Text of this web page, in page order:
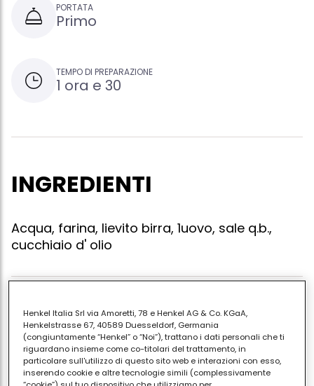
PORTATA
Primo
TEMPO DI PREPARAZIONE
1 ora e 30
INGREDIENTI
Acqua, farina, lievito birra, 1uovo, sale q.b.,
cucchiaio d' olio
Mettere l'acqua in una ciotola,aggiungere il lievito e
sbattere bene, poi aggiungere l'uova e sbattere
ancora finche non si forma la schiumetta ,
aggiungere la farina q.b. e mescolare. l'impasto non
deve essere nè liquido nè troppo denso. alla fine
Henkel Italia Srl via Amoretti, 78 e Henkel AG & Co. KGaA,
Henkelstrasse 67, 40589 Duesseldorf, Germania
(congiuntamente “Henkel” o “Noi”), trattano i dati personali che ti
riguardano insieme come co-titolari del trattamento, in
particolare sull'utilizzo di questo sito web e interazioni con esso,
inserendo cookie e altre tecnologie simili (complessivamente